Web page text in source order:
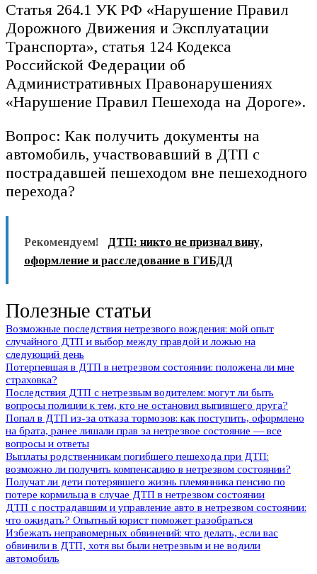
Статья 264.1 УК РФ «Нарушение Правил
Дорожного Движения и Эксплуатации
Транспорта», статья 124 Кодекса
Российской Федерации об
Административных Правонарушениях
«Нарушение Правил Пешехода на Дороге».
Вопрос: Как получить документы на
автомобиль, участвовавший в ДТП с
пострадавшей пешеходом вне пешеходного
перехода?
Рекомендуем!
ДТП: никто не признал вину,
оформление и расследование в ГИБДД
Полезные статьи
Возможные последствия нетрезвого вождения: мой опыт
случайного ДТП и выбор между правдой и ложью на
следующий день
Потерпевшая в ДТП в нетрезвом состоянии: положена ли мне
страховка?
Последствия ДТП с нетрезвым водителем: могут ли быть
вопросы полиции к тем, кто не остановил выпившего друга?
Попал в ДТП из-за отказа тормозов: как поступить, оформлено
на брата, ранее лишали прав за нетрезвое состояние — все
вопросы и ответы
Выплаты родственникам погибшего пешехода при ДТП:
возможно ли получить компенсацию в нетрезвом состоянии?
Получат ли дети потерявшего жизнь племянника пенсию по
потере кормильца в случае ДТП в нетрезвом состоянии
ДТП с пострадавшим и управление авто в нетрезвом состоянии:
что ожидать? Опытный юрист поможет разобраться
Избежать неправомерных обвинений: что делать, если вас
обвинили в ДТП, хотя вы были нетрезвым и не водили
автомобиль